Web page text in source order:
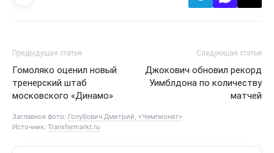
Предыдущая статья
Гомоляко оценил новый
тренерский штаб
московского «Динамо»
Следующая статья
Джокович обновил рекорд
Уимблдона по количеству
матчей
Заглавное фото: Голубович Дмитрий, «Чемпионат»
Источник: Transfermarkt.ru